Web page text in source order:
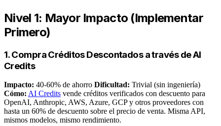
Nivel 1: Mayor Impacto (Implementar
Primero)
1. Compra Créditos Descontados a través de AI
Credits
Impacto: 40-60% de ahorro Dificultad: Trivial (sin ingeniería)
Cómo: AI Credits vende créditos verificados con descuento para
OpenAI, Anthropic, AWS, Azure, GCP y otros proveedores con
hasta un 60% de descuento sobre el precio de venta. Misma API,
mismos modelos, mismo rendimiento.